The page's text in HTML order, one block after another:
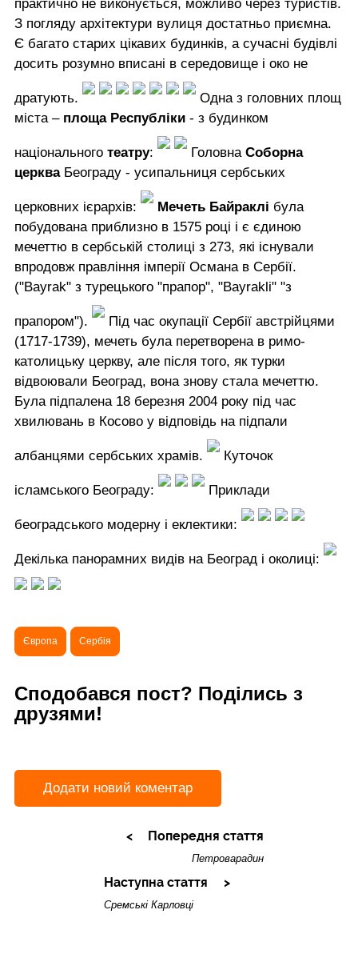
практично не виконується, можливо через туристів.
З погляду архітектури вулиця достатньо приємна.
Є багато старих цікавих будинків, а сучасні будівлі
досить розумно вписані в середовище і око не
дратують.
Одна з головних площ
міста – площа Республіки - з будинком
національного театру: Головна Соборна
церкваБеограду - усипальниця сербських
церковних ієрархів: Мечеть Байраклі була
побудована приблизно в 1575 році і є єдиною
мечеттю в сербській столиці з 273, які існували
впродовж правління імперії Османа в Сербії.
("Bayrak" з турецького "прапор", "Bayrakli" "з
прапором").
Під час окупації Сербії австрійцями
(1717-1739), мечеть була перетворена в римо-
католицьку церкву, але після того, як турки
відвоювали Београд, вона знову стала мечеттю.
Була підпалена 18 березня 2004 року під час
хвилювань в Косово у відповідь на підпали
албанцями сербських храмів. Куточок
ісламського Београду: Приклади
београдського модерну і еклектики:
Декілька панорамних видів на Београд і околиці:
Європа Сербія
Сподобався пост? Поділись з
друзями!
Додати новий коментар
Попередня стаття
Петроварадин
Наступна стаття
Сремські Карловці